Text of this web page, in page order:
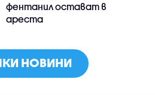
фентанил остават в
ареста
НОВИНИ